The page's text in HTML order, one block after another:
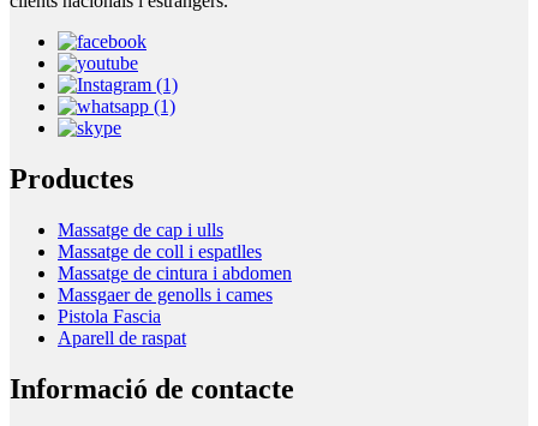
Productes
Massatge de cap i ulls
Massatge de coll i espatlles
Massatge de cintura i abdomen
Massgaer de genolls i cames
Pistola Fascia
Aparell de raspat
Informació de contacte